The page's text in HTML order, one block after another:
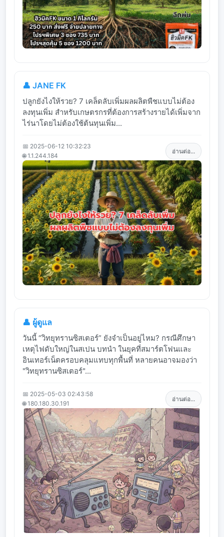
👤 JANE FK
ปลูกยังไงให้รวย? 7 เคล็ดลับเพิ่มผลผลิตพืชแบบไม่ต้อง
ลงทุนเพิ่ม สำหรับเกษตรกรที่ต้องการสร้างรายได้เพิ่มจาก
ไร่นาโดยไม่ต้องใช้ต้นทุนเพิ่ม...
📅 2025-06-12 10:32:23
🌐 1.1.244.184
อ่านต่อ...
👤 ผู้ดูแล
วันนี้ “วิทยุทรานซิสเตอร์” ยังจำเป็นอยู่ไหม? กรณีศึกษา
เหตุไฟดับใหญ่ในสเปน บทนำ ในยุคที่สมาร์ตโฟนและ
อินเทอร์เน็ตครอบคลุมแทบทุกพื้นที่ หลายคนอาจมองว่า
"วิทยุทรานซิสเตอร์"...
📅 2025-05-03 02:43:58
🌐 180.180.30.191
อ่านต่อ...